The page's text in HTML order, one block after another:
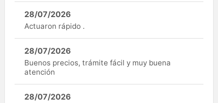
28/07/2026
Actuaron rápido .
28/07/2026
Buenos precios, trámite fácil y muy buena
atención
28/07/2026